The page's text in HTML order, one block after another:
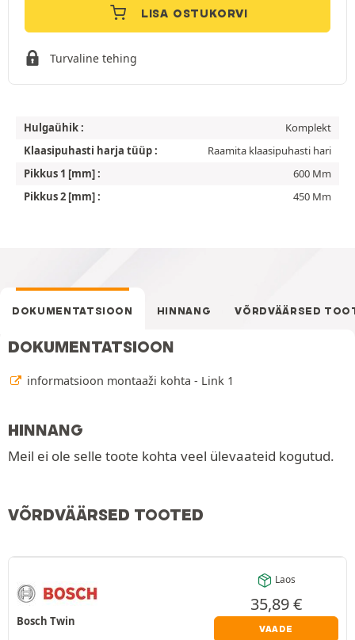
LISA OSTUKORVI
Turvaline tehing
Hulgaühik :
Komplekt
Klaasipuhasti harja tüüp :
Raamita klaasipuhasti hari
Pikkus 1 [mm] :
600 Mm
Pikkus 2 [mm] :
450 Mm
DOKUMENTATSIOON HINNANG VÕRDVÄÄRSED
DOKUMENTATSIOON
informatsioon montaaži kohta - Link 1
HINNANG
Meil ei ole selle toote kohta veel ülevaateid kogutud.
VÕRDVÄÄRSED TOOTED
Bosch Twin
Laos
35,89€
VAADE